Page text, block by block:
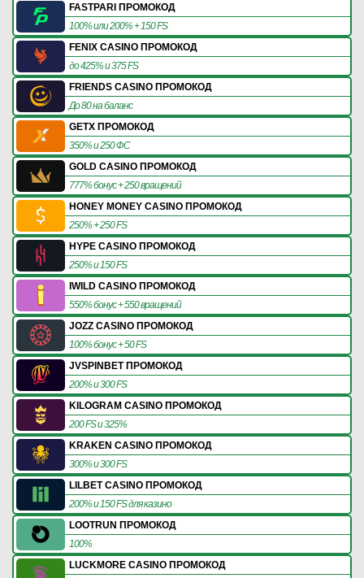
FASTPARI ПРОМОКОД
100% или 200% + 150 FS
FENIX CASINO ПРОМОКОД
до 425% и 375 FS
FRIENDS CASINO ПРОМОКОД
До 80 на баланс
GETX ПРОМОКОД
350% и 250 ФС
GOLD CASINO ПРОМОКОД
777% бонус + 250 вращений
HONEY MONEY CASINO ПРОМОКОД
250% + 250 FS
HYPE CASINO ПРОМОКОД
250% и 150 FS
IWILD CASINO ПРОМОКОД
550% бонус + 550 вращений
JOZZ CASINO ПРОМОКОД
100% бонус + 50 FS
JVSPINBET ПРОМОКОД
200% и 300 FS
KILOGRAM CASINO ПРОМОКОД
200 FS и 325%
KRAKEN CASINO ПРОМОКОД
300% и 300 FS
LILBET CASINO ПРОМОКОД
200% и 150 FS для казино
LOOTRUN ПРОМОКОД
100%
LUCKMORE CASINO ПРОМОКОД